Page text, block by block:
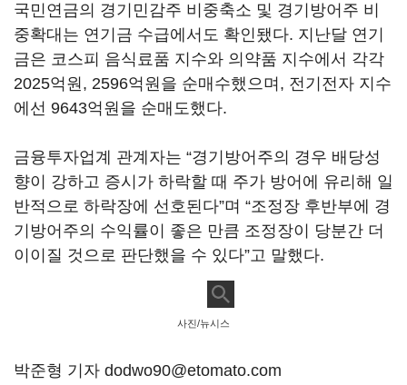
국민연금의 경기민감주 비중축소 및 경기방어주 비
중확대는 연기금 수급에서도 확인됐다. 지난달 연기
금은 코스피 음식료품 지수와 의약품 지수에서 각각
2025억원, 2596억원을 순매수했으며, 전기전자 지수
에선 9643억원을 순매도했다.
금융투자업계 관계자는 “경기방어주의 경우 배당성
향이 강하고 증시가 하락할 때 주가 방어에 유리해 일
반적으로 하락장에 선호된다”며 “조정장 후반부에 경
기방어주의 수익률이 좋은 만큼 조정장이 당분간 더
이이질 것으로 판단했을 수 있다”고 말했다.
사진/뉴시스
박준형 기자 dodwo90@etomato.com